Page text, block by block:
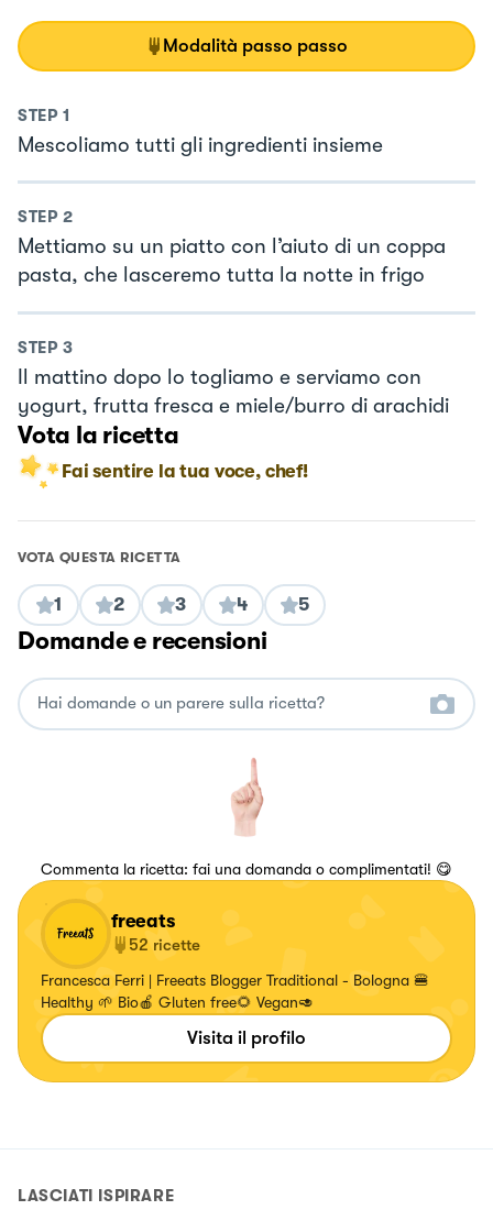
Modalità passo passo
STEP 1
Mescoliamo tutti gli ingredienti insieme
STEP 2
Mettiamo su un piatto con l’aiuto di un coppa
pasta, che lasceremo tutta la notte in frigo
STEP 3
Il mattino dopo lo togliamo e serviamo con
yogurt, frutta fresca e miele/burro di arachidi
Vota la ricetta
Fai sentire la tua voce, chef!
VOTA QUESTA RICETTA
1 2 3 4 5
Domande e recensioni
Commenta la ricetta: fai una domanda o complimentati! 😋
freeats
52 ricette
Francesca Ferri | Freeats Blogger Traditional - Bologna 🍔
Healthy 🌱 Bio🍎 Gluten free🌻 Vegan🥑
Visita il profilo
LASCIATI ISPIRARE